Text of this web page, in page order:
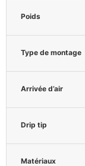
Poids
Type de montage
Arrivée d’air
Drip tip
Matériaux